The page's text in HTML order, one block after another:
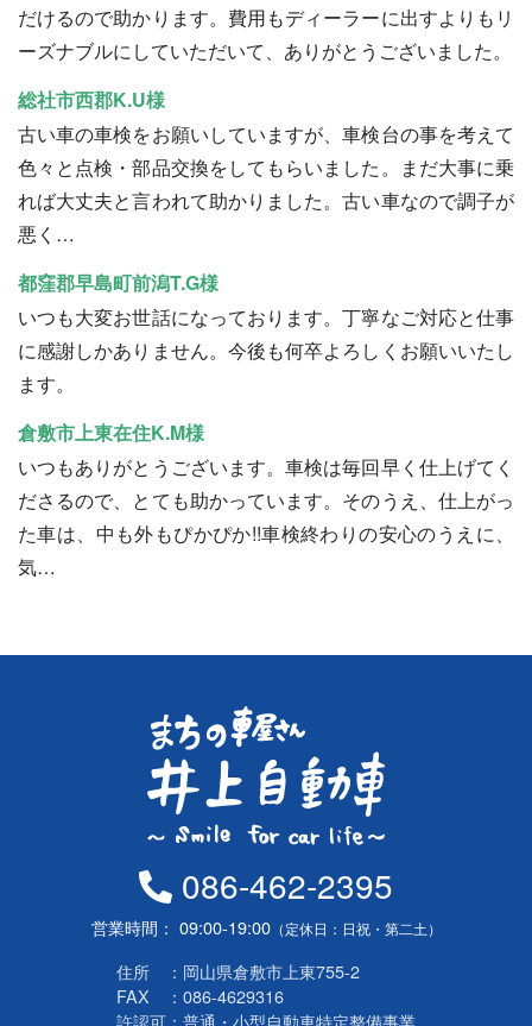
だけるので助かります。費用もディーラーに出すよりもリ
ーズナブルにしていただいて、ありがとうございました。
総社市西郡K.U様
古い車の車検をお願いしていますが、車検台の事を考えて
色々と点検・部品交換をしてもらいました。まだ大事に乗
れば大丈夫と言われて助かりました。古い車なので調子が
悪く…
都窪郡早島町前潟T.G様
いつも大変お世話になっております。丁寧なご対応と仕事
に感謝しかありません。今後も何卒よろしくお願いいたし
ます。
倉敷市上東在住K.M様
いつもありがとうございます。車検は毎回早く仕上げてく
ださるので、とても助かっています。そのうえ、仕上がっ
た車は、中も外もぴかぴか!!車検終わりの安心のうえに、
気…
086-462-2395
営業時間 09:00-19:00（定休日：日祝・第二土）
住所
岡山県倉敷市上東755-2
FAX
086-4629316
許認可
普通・小型自動車特定整備事業